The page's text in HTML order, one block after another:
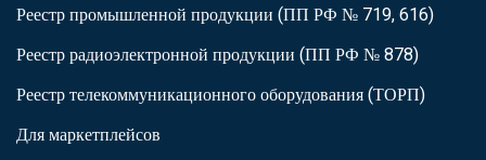
Реестр промышленной продукции (ПП РФ № 719, 616)
Реестр радиоэлектронной продукции (ПП РФ № 878)
Реестр телекоммуникационного оборудования (ТОРП)
Для маркетплейсов